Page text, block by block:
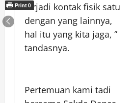
terjadi kontak fisik satu
dengan yang lainnya,
hal itu yang kita jaga, ”
tandasnya.
Pertemuan kami tadi
Print0